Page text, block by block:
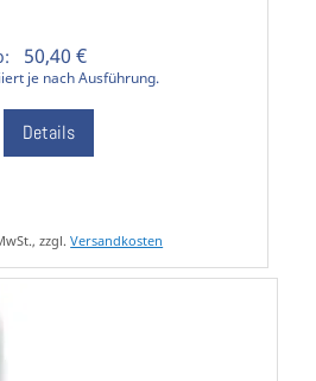
50,40 €
je nach Ausführung.
Details
zzgl.Versandkosten